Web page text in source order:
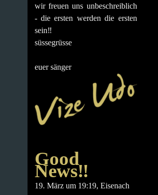
wir freuen uns unbeschreiblich
- die ersten werden die ersten
sein‼️
süssegrüsse
euer sänger
Good
News‼️
19. März um 19:19, Eisenach